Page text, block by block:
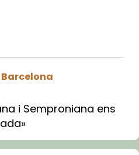
i Semproniana ens
de Tortosa, ha